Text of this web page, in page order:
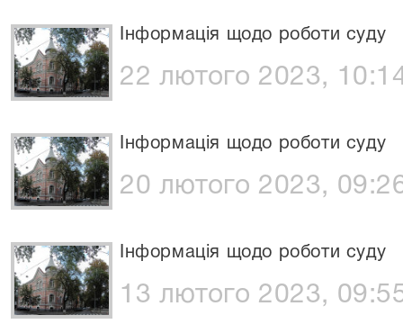
Інформація щодо роботи суду
22 лютого 2023,
Інформація щодо роботи суду
20 лютого 2023,
Інформація щодо роботи суду
13 лютого 2023,